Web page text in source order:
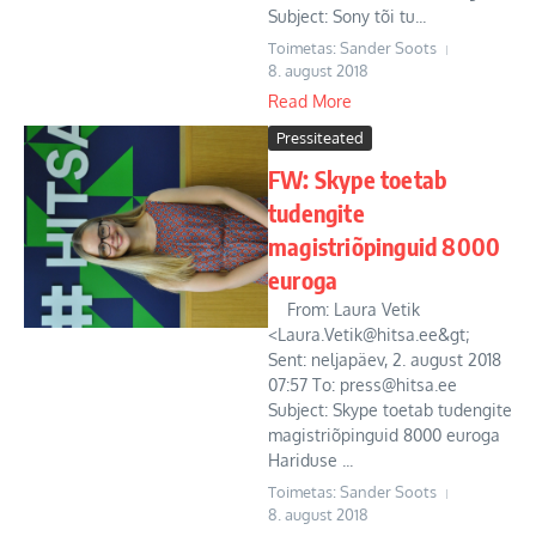
Subject: Sony tõi tu...
Toimetas: Sander Soots
8. august 2018
Read More
Pressiteated
FW: Skype toetab
tudengite
magistriõpinguid 8000
euroga
From: Laura Vetik
<Laura.Vetik@hitsa.ee&gt;
Sent: neljapäev, 2. august 2018
07:57 To: press@hitsa.ee
Subject: Skype toetab tudengite
magistriõpinguid 8000 euroga
Hariduse ...
Toimetas: Sander Soots
8. august 2018